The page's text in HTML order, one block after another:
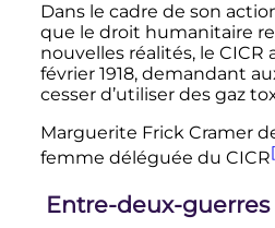
Dans le cadre de son
que le droit humanitaire
nouvelles réalités, le CICR
février 1918, demandant
cesser d’utiliser des gaz
Marguerite Frick Cramer
femme déléguée du CICR
Entre-deux-guerres